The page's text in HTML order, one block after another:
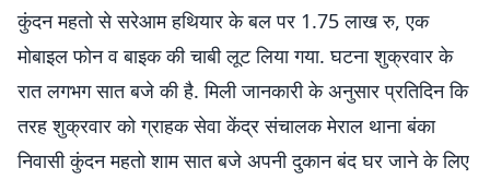
कुंदन महतो से सरेआम हथियार के बल पर 1.75 लाख रु, एक
मोबाइल फोन व बाइक की चाबी लूट लिया गया. घटना शुक्रवार के
रात लगभग सात बजे की है. मिली जानकारी के अनुसार प्रतिदिन कि
तरह शुक्रवार को ग्राहक सेवा केंद्र संचालक मेराल थाना बंका
निवासी कुंदन महतो शाम सात बजे अपनी दुकान बंद घर जाने के लिए